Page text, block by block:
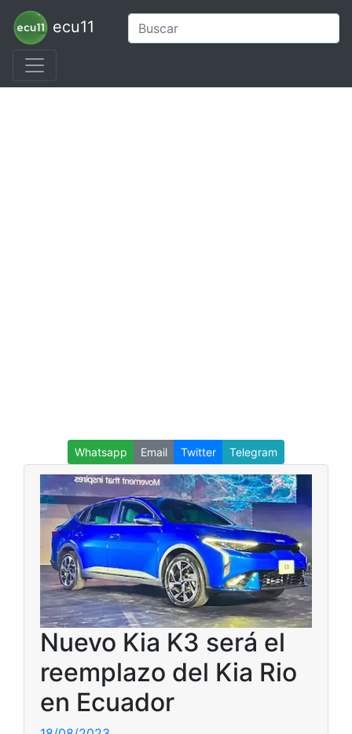
ecu11
Whatsapp Email Twitter Telegram
Nuevo Kia K3 será el
reemplazo del Kia Rio
en Ecuador